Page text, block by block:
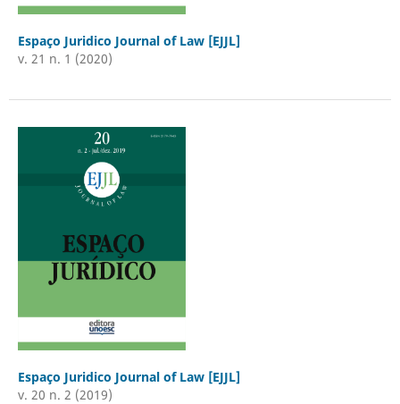
Espaço Juridico Journal of Law [EJJL]
v. 21 n. 1 (2020)
Espaço Juridico Journal of Law [EJJL]
v. 20 n. 2 (2019)